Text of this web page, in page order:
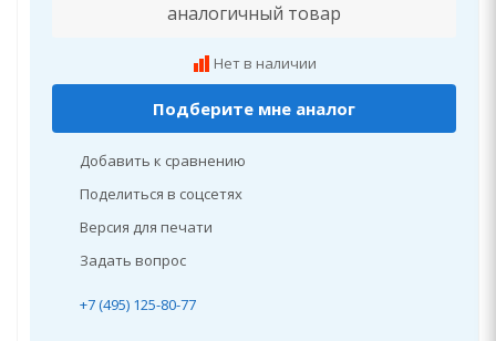
аналогичный товар
Нет в наличии
Подберите мне аналог
Добавить к сравнению
Поделиться в соцсетях
Версия для печати
Задать вопрос
+7 (495) 125-80-77